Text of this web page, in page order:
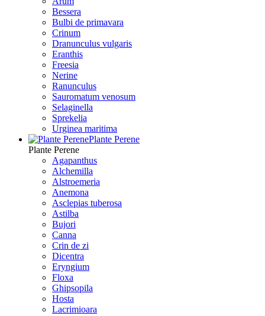
Bessera
Bulbi de primavara
Crinum
Dranunculus vulgaris
Eranthis
Freesiа
Nerine
Ranunculus
Sauromatum venosum
Selaginella
Sprekelia
Urginea maritima
Plante Perene
Plante Perene
Agapanthus
Alchemilla
Alstroemeria
Anemona
Asclepias tuberosa
Astilba
Bujori
Canna
Crin de zi
Dicentra
Eryngium
Floxa
Ghipsopila
Hosta
Lacrimioara